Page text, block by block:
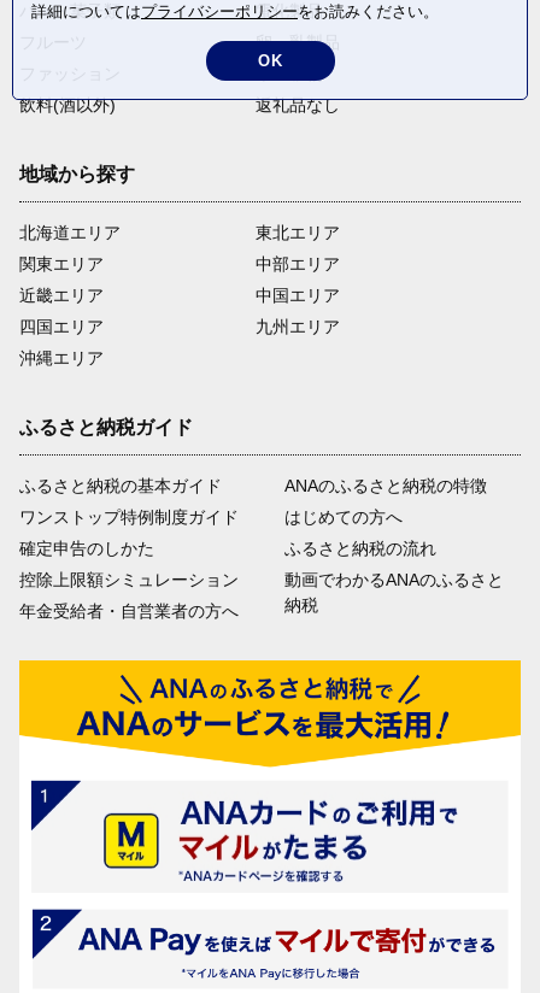
パン・菓子類
電化製品
卵・乳製品
飲料(酒以外)
返礼品なし
地域から探す
北海道エリア
関東エリア
近畿エリア
四国エリア
沖縄エリア
東北エリア
中部エリア
中国エリア
九州エリア
ふるさと納税ガイド
ふるさと納税の基本ガイド
ワンストップ特例制度ガイド
確定申告のしかた
控除上限額シミュレーション
年金受給者・自営業者の方へ
ANAのふるさと納税の特徴
はじめての方へ
ふるさと納税の流れ
動画でわかるANAのふるさと
納税
詳細についてはプライバシーポリシーをお読みください。
OK